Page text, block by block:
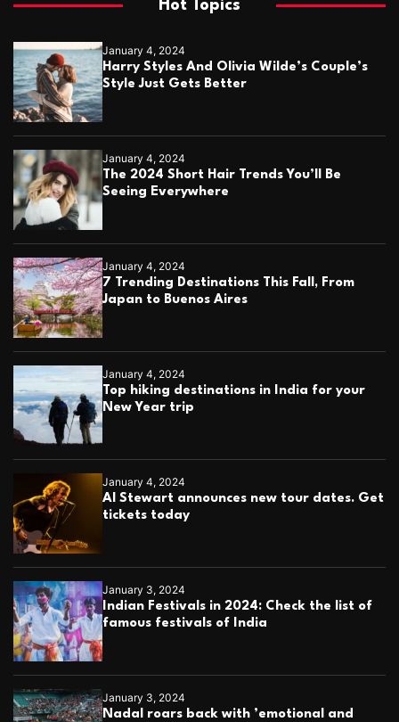
Hot Topics
January 4, 2024
Harry Styles And Olivia Wilde’s Couple’s
Style Just Gets Better
January 4, 2024
The 2024 Short Hair Trends You’ll Be
Seeing Everywhere
January 4, 2024
7 Trending Destinations This Fall, From
Japan to Buenos Aires
January 4, 2024
Top hiking destinations in India for your
New Year trip
January 4, 2024
Al Stewart announces new tour dates. Get
tickets today
January 3, 2024
Indian Festivals in 2024: Check the list of
famous festivals of India
January 3, 2024
Nadal roars back with ’emotional and